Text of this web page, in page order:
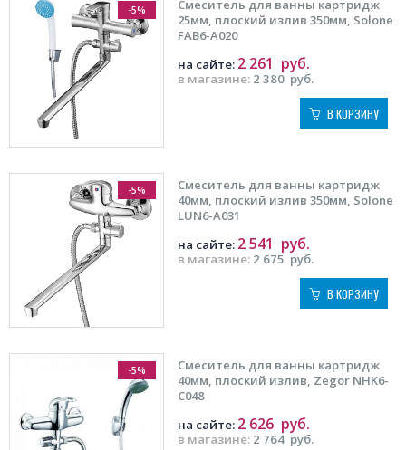
-5%
Смеситель для ванны картридж
25мм, плоский излив 350мм, Solone
FAB6-A020
в магазине: 2 380 руб.
на сайте: 2 261 руб.
В КОРЗИНУ
-5%
Смеситель для ванны картридж
40мм, плоский излив 350мм, Solone
LUN6-A031
в магазине: 2 675 руб.
на сайте: 2 541 руб.
В КОРЗИНУ
-5%
Смеситель для ванны картридж
40мм, плоский излив, Zegor NHK6-
C048
в магазине: 2 764 руб.
на сайте: 2 626 руб.